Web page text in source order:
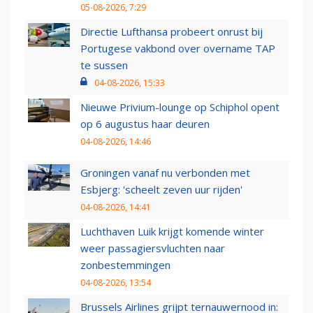
05-08-2026, 7:29
Directie Lufthansa probeert onrust bij
Portugese vakbond over overname TAP
te sussen
04-08-2026, 15:33
Nieuwe Privium-lounge op Schiphol opent
op 6 augustus haar deuren
04-08-2026, 14:46
Groningen vanaf nu verbonden met
Esbjerg: 'scheelt zeven uur rijden'
04-08-2026, 14:41
Luchthaven Luik krijgt komende winter
weer passagiersvluchten naar
zonbestemmingen
04-08-2026, 13:54
Brussels Airlines grijpt ternauwernood in: